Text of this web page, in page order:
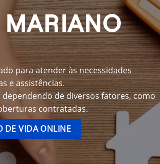
MARIANO
para atender às necessidades
e assistências.
de diversos fatores, como
contratadas.
DE VIDA ONLINE